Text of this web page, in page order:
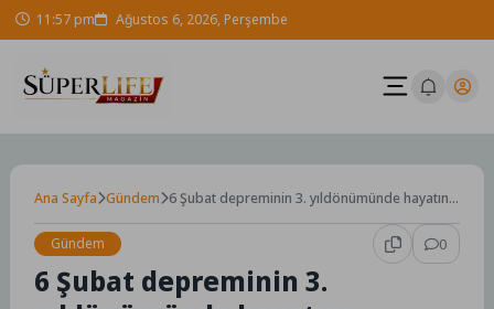
Skip 11:57 pm Ağustos 6, 2026, Perşembe
Ana Sayfa Gündem 6 Şubat depreminin 3. yıldönümünde hayatını
Gündem
0
6 Şubat depreminin 3.